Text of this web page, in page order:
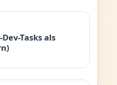
Tasks als